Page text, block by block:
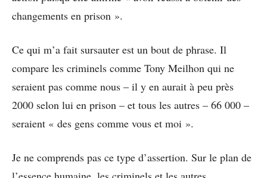
changements en prison ».
Ce qui m’a fait sursauter est un bout de phrase. Il
compare les criminels comme Tony Meilhon qui ne
seraient pas comme nous – il y en aurait à peu près
2000 selon lui en prison – et tous les autres – 66 000 –
seraient « des gens comme vous et moi ».
Je ne comprends pas ce type d’assertion. Sur le plan de